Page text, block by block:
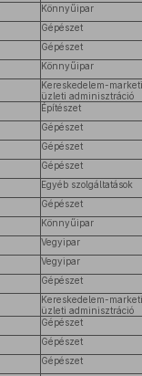
Könnyűipar
Gépészet
Gépészet
Könnyűipar
Kereskedelem-
üzleti adminisztráció
Építészet
Gépészet
Gépészet
Gépészet
Egyéb szolgáltatások
Gépészet
Könnyűipar
Vegyipar
Vegyipar
Gépészet
Kereskedelem-
üzleti adminisztráció
Gépészet
Gépészet
Gépészet